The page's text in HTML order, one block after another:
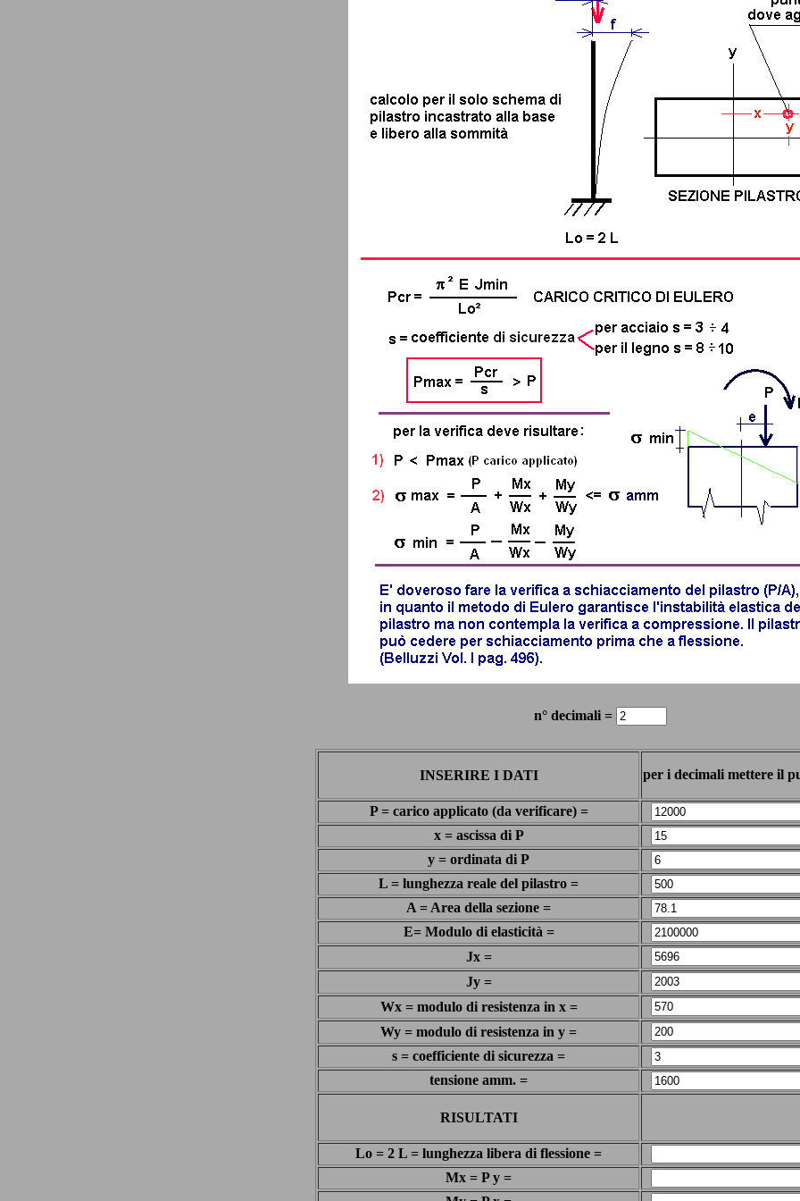
n° decimali =
INSERIRE I DATI per i decimali mettere il
P = carico applicato (da verificare) =
x = ascissa di P
y = ordinata di P
L = lunghezza reale del pilastro =
A = Area della sezione =
E= Modulo di elasticità =
Jx =
Jy =
Wx = modulo di resistenza in x =
Wy = modulo di resistenza in y =
s = coefficiente di sicurezza =
tensione amm. =
RISULTATI
Lo = 2 L = lunghezza libera di flessione =
Mx = P y =